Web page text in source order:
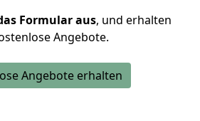
Formular aus, und erhalten
Angebote.
Angebote erhalten